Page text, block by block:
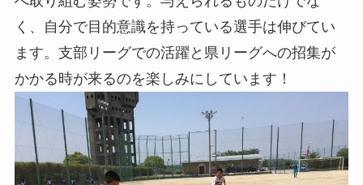
く、自分で目的意識を持っている選手は伸びてい
ます。支部リーグでの活躍と県リーグへの招集が
かかる時が来るのを楽しみにしています！